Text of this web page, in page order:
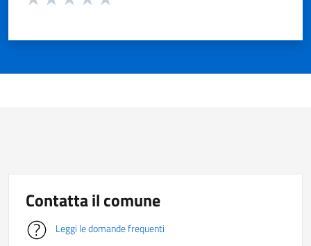
Contatta il comune
Leggi le domande frequenti